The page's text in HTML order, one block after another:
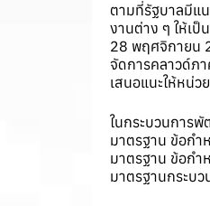
ตามที่รัฐบาลมีแ
งานต่าง ๆ ให้เ
28 พฤศจิกายน
จัดการคลาวด์ภา
เสนอแนะให้หน่
ในกระบวนการ
มาตรฐาน ข้อก
มาตรฐาน ข้อกำ
มาตรฐานกระบ